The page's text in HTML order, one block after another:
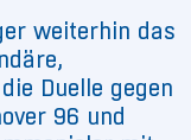
weiterhin das
Duelle gegen
96 und